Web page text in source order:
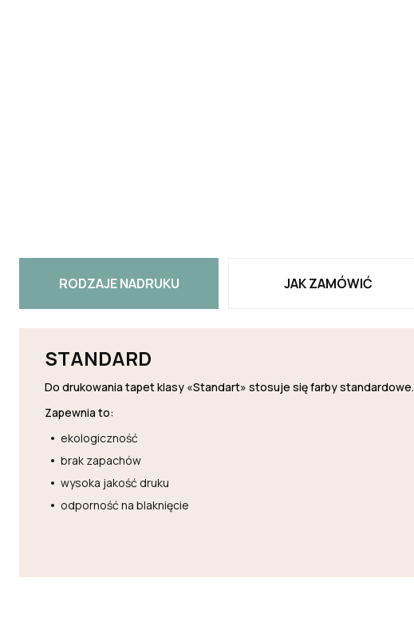
RODZAJE NADRUKU JAK ZAMÓWIĆ
STANDARD
Do drukowania tapet klasy «Standart» stosuje się farby standardowe.
Zapewnia to:
ekologiczność
brak zapachów
wysoka jakość druku
odporność na blaknięcie